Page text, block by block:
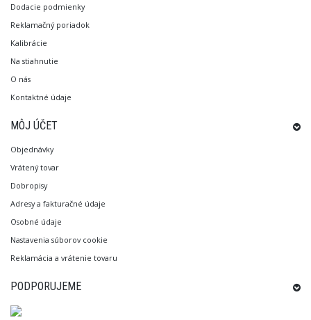
Dodacie podmienky
Reklamačný poriadok
Kalibrácie
Na stiahnutie
O nás
Kontaktné údaje
MÔJ ÚČET
Objednávky
Vrátený tovar
Dobropisy
Adresy a fakturačné údaje
Osobné údaje
Nastavenia súborov cookie
Reklamácia a vrátenie tovaru
PODPORUJEME